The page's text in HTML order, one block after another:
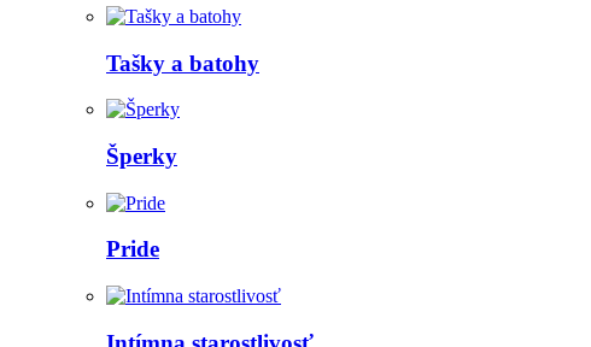
Tašky a batohy
Šperky
Pride